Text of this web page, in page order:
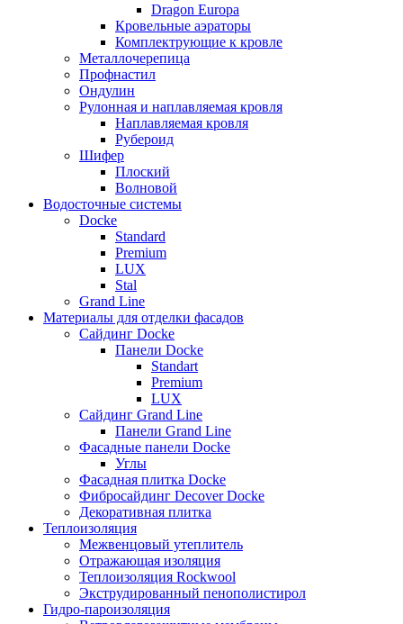
Dragon Europa
Кровельные аэраторы
Комплектрующие к кровле
Металлочерепица
Профнастил
Ондулин
Рулонная и наплавляемая кровля
Наплавляемая кровля
Рубероид
Шифер
Плоский
Волновой
Водосточные системы
Docke
Standard
Premium
LUX
Stal
Grand Line
Материалы для отделки фасадов
Сайдинг Docke
Панели Docke
Standart
Premium
LUX
Сайдинг Grand Line
Панели Grand Line
Фасадные панели Docke
Углы
Фасадная плитка Docke
Фибросайдинг Decover Docke
Декоративная плитка
Теплоизоляция
Межвенцовый утеплитель
Отражающая изоляция
Теплоизоляция Rockwool
Экструдированный пенополистирол
Гидро-пароизоляция